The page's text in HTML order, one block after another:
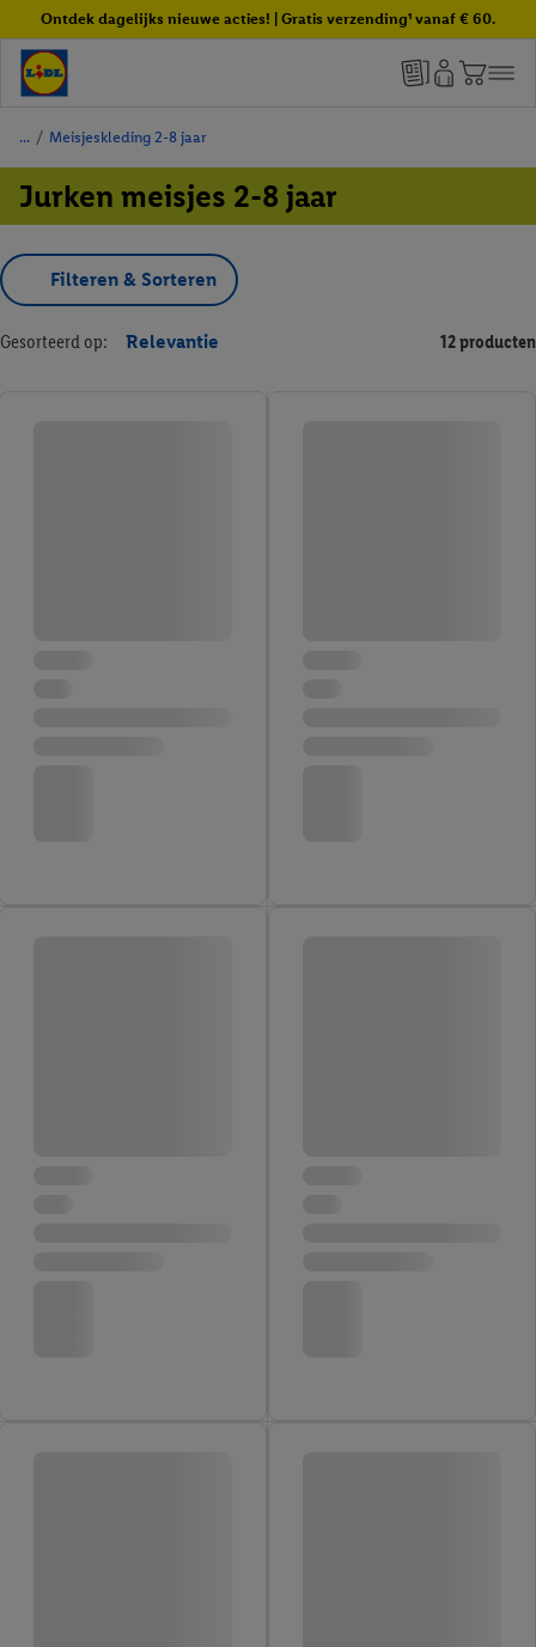
Ontdek dagelijks nieuwe acties! | Gratis verzending¹ vanaf € 60.
/ Meisjeskleding 2-8 jaar
Jurken meisjes 2-8 jaar
Filteren & Sorteren
Gesorteerd op: Relevantie 12 producten